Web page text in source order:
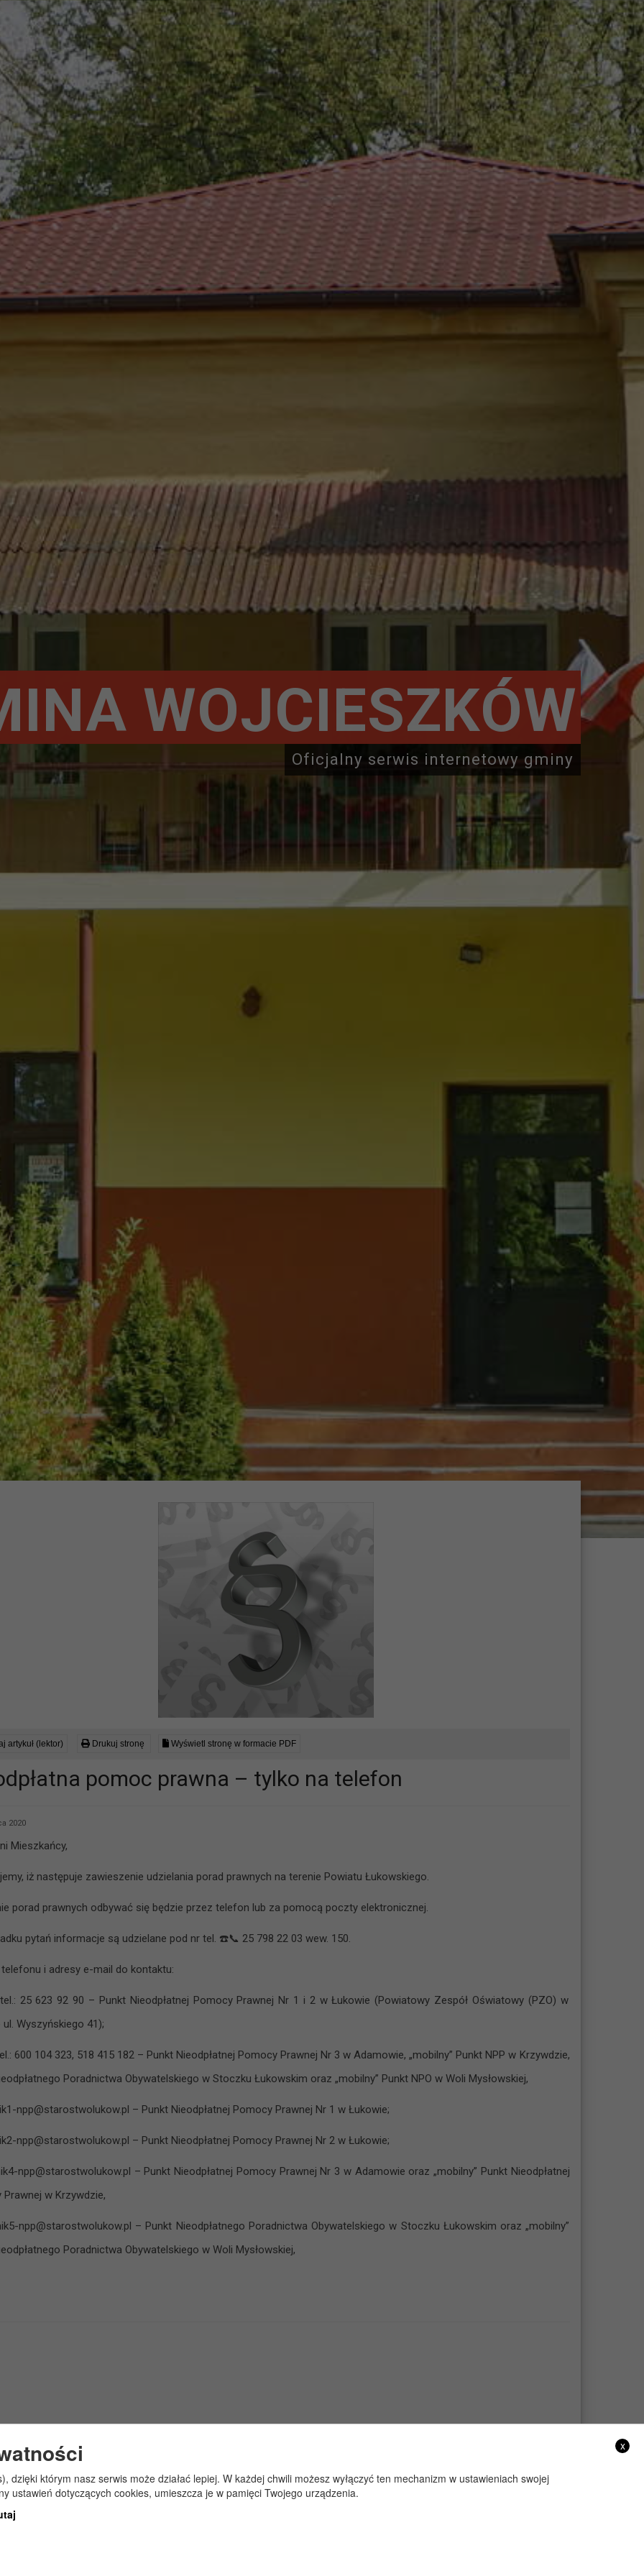
WOJCIESZKÓW
Oficjalny serwis internetowy gminy
(0-25) 755 41 01 urzad_gminy@wojcieszkow.pl
artykuł (lektor) Drukuj stronę Wyświetl stronę w formacie PDF
pomoc prawna – tylko na telefon
2020
Mieszkańcy,
iż następuje zawieszenie udzielania porad prawnych na terenie Powiatu Łukowskiego.
porad prawnych odbywać się będzie przez telefon lub za pomocą poczty elektronicznej.
pytań informacje są udzielane pod nr tel. ☎️📞 25 798 22 03 wew. 150.
i adresy e-mail do kontaktu:
25 623 92 90 – Punkt Nieodpłatnej Pomocy Prawnej Nr 1 i 2 w Łukowie (Powiatowy Zespół Oświatowy (PZO) w
ul. Wyszyńskiego 41);
600 104 323, 518 415 182 – Punkt Nieodpłatnej Pomocy Prawnej Nr 3 w Adamowie, „mobilny” Punkt NPP w Krzywdzie,
Poradnictwa Obywatelskiego w Stoczku Łukowskim oraz „mobilny” Punkt NPO w Woli Mysłowskiej,
npp@starostwolukow.pl – Punkt Nieodpłatnej Pomocy Prawnej Nr 1 w Łukowie;
npp@starostwolukow.pl – Punkt Nieodpłatnej Pomocy Prawnej Nr 2 w Łukowie;
npp@starostwolukow.pl – Punkt Nieodpłatnej Pomocy Prawnej Nr 3 w Adamowie oraz „mobilny” Punkt Nieodpłatnej
Prawnej w Krzywdzie,
npp@starostwolukow.pl – Punkt Nieodpłatnego Poradnictwa Obywatelskiego w Stoczku Łukowskim oraz „mobilny”
Poradnictwa Obywatelskiego w Woli Mysłowskiej,
x
dzięki którym nasz serwis może działać lepiej. W każdej chwili możesz wyłączyć ten mechanizm w ustawieniach swojej
ustawień dotyczących cookies, umieszcza je w pamięci Twojego urządzenia.